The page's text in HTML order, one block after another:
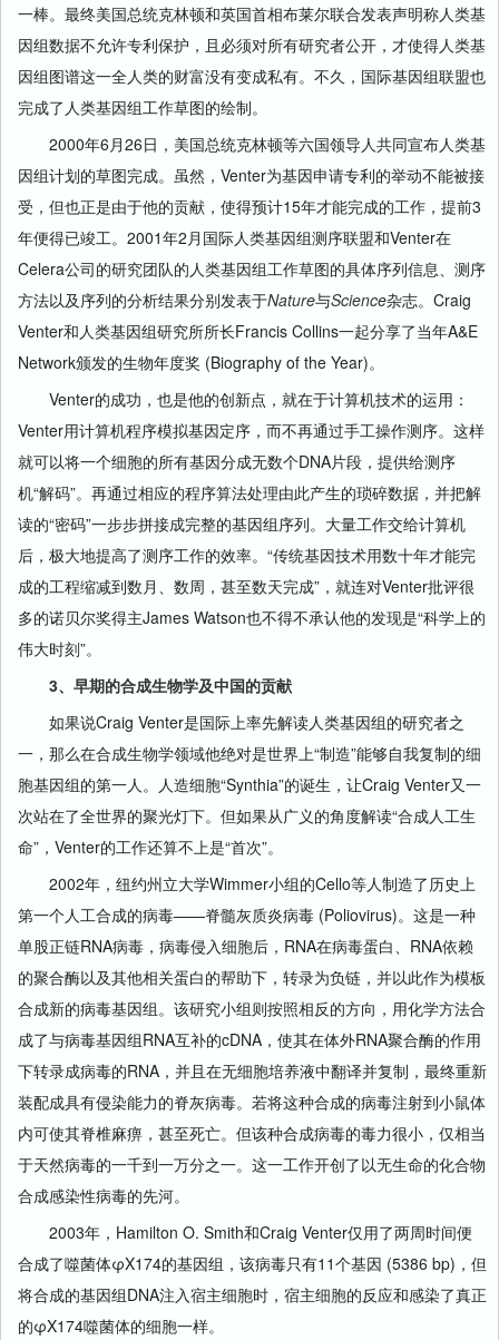
一棒。最终美国总统克林顿和英国首相布莱尔联合发表声明称人类基
因组数据不允许专利保护，且必须对所有研究者公开，才使得人类基
因组图谱这一全人类的财富没有变成私有。不久，国际基因组联盟也
完成了人类基因组工作草图的绘制。
2000年6月26日，美国总统克林顿等六国领导人共同宣布人类基
因组计划的草图完成。虽然，Venter为基因申请专利的举动不能被接
受，但也正是由于他的贡献，使得预计15年才能完成的工作，提前3
年便得已竣工。2001年2月国际人类基因组测序联盟和Venter在
Celera公司的研究团队的人类基因组工作草图的具体序列信息、测序
方法以及序列的分析结果分别发表于Nature与Science杂志。Craig
Venter和人类基因组研究所所长Francis Collins一起分享了当年A&E
Network颁发的生物年度奖 (Biography of the Year)。
Venter的成功，也是他的创新点，就在于计算机技术的运用：
Venter用计算机程序模拟基因定序，而不再通过手工操作测序。这样
就可以将一个细胞的所有基因分成无数个DNA片段，提供给测序
机“解码”。再通过相应的程序算法处理由此产生的琐碎数据，并把解
读的“密码”一步步拼接成完整的基因组序列。大量工作交给计算机
后，极大地提高了测序工作的效率。“传统基因技术用数十年才能完
成的工程缩减到数月、数周，甚至数天完成”，就连对Venter批评很
多的诺贝尔奖得主James Watson也不得不承认他的发现是“科学上的
伟大时刻”。
3、早期的合成生物学及中国的贡献
如果说Craig Venter是国际上率先解读人类基因组的研究者之
一，那么在合成生物学领域他绝对是世界上“制造”能够自我复制的细
胞基因组的第一人。人造细胞“Synthia”的诞生，让Craig Venter又一
次站在了全世界的聚光灯下。但如果从广义的角度解读“合成人工生
命”，Venter的工作还算不上是“首次”。
2002年，纽约州立大学Wimmer小组的Cello等人制造了历史上
第一个人工合成的病毒——脊髓灰质炎病毒 (Poliovirus)。这是一种
单股正链RNA病毒，病毒侵入细胞后，RNA在病毒蛋白、RNA依赖
的聚合酶以及其他相关蛋白的帮助下，转录为负链，并以此作为模板
合成新的病毒基因组。该研究小组则按照相反的方向，用化学方法合
成了与病毒基因组RNA互补的cDNA，使其在体外RNA聚合酶的作用
下转录成病毒的RNA，并且在无细胞培养液中翻译并复制，最终重新
装配成具有侵染能力的脊灰病毒。若将这种合成的病毒注射到小鼠体
内可使其脊椎麻痹，甚至死亡。但该种合成病毒的毒力很小，仅相当
于天然病毒的一千到一万分之一。这一工作开创了以无生命的化合物
合成感染性病毒的先河。
2003年，Hamilton O. Smith和Craig Venter仅用了两周时间便
合成了噬菌体φX174的基因组，该病毒只有11个基因 (5386 bp)，但
将合成的基因组DNA注入宿主细胞时，宿主细胞的反应和感染了真正
的φX174噬菌体的细胞一样。